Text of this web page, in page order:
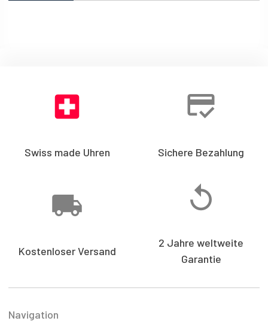
Swiss made Uhren Sichere Bezahlung
Kostenloser Versand
2 Jahre weltweite
Garantie
Navigation